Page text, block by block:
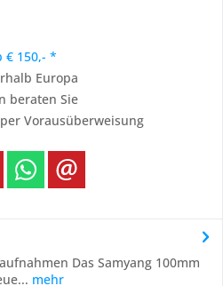
€ 150,- *
Europa
beraten Sie
Vorausüberweisung
Das Samyang 100mm
mehr